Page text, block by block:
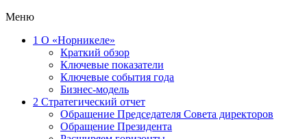
Меню
1 О «Норникеле»
Краткий обзор
Ключевые показатели
Ключевые события года
Бизнес-модель
2 Стратегический отчет
Обращение Председателя Совета директоров
Обращение Президента